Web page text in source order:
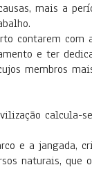
mais a
com
e ter
membros
e a jangada,
naturais, que